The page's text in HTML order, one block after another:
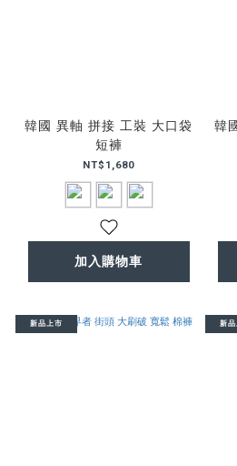
韓國 異軸 拼接 工裝 大口袋
短褲
NT$1,680
加入購物車
韓
新品上市 新品